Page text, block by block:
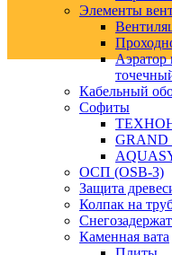
Элементы
Аэратор
Кабельный
Софиты
GRAND
ОСП (OSB-3)
Защита
Колпак на
Каменная вата